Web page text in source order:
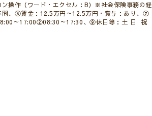
操作（ワード・エクセル：B）※社会保険事務の経
、⑥賃金：12.5万円～12.5万円・賞与：あり、⑦
～17:00②08:30～17:30、⑨休日等：土 日 祝